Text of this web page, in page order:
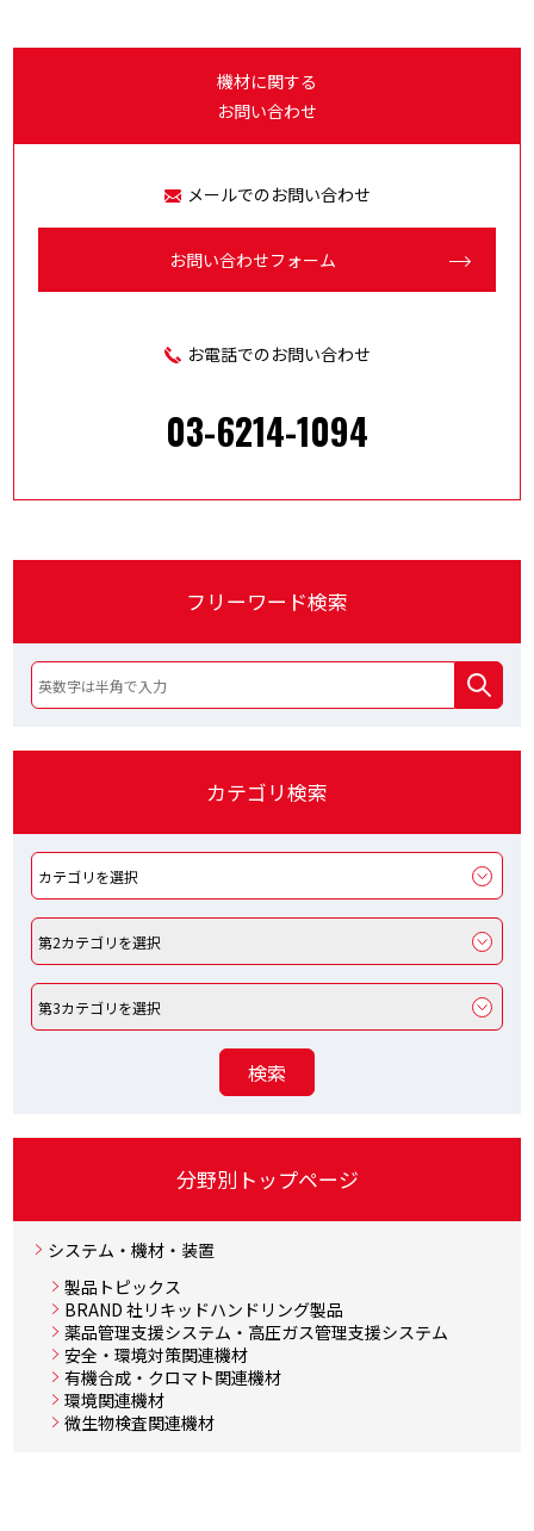
機材に関する
お問い合わせ
メールでのお問い合わせ
お問い合わせフォーム
お電話でのお問い合わせ
03-6214-1094
フリーワード検索
カテゴリ検索
分野別トップページ
システム・機材・装置
製品トピックス
BRAND 社リキッドハンドリング製品
薬品管理支援システム・高圧ガス管理支援システム
安全・環境対策関連機材
有機合成・クロマト関連機材
環境関連機材
微生物検査関連機材